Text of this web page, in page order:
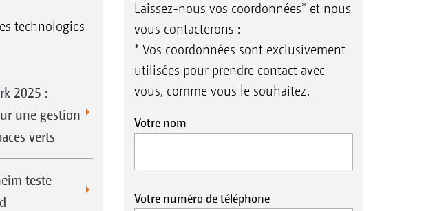
technologies
2025 :
une gestion
verts
teste
Laissez-nous vos coordonnées* et nous
vous contacterons :
* Vos coordonnées sont exclusivement
utilisées pour prendre contact avec
vous, comme vous le souhaitez.
Votre nom
Votre numéro de téléphone